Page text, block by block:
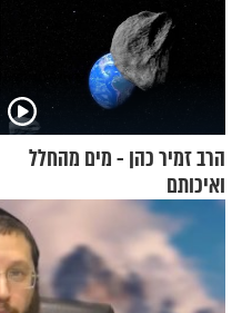
הרב זמיר כהן - מים מהחלל
ואיכותם